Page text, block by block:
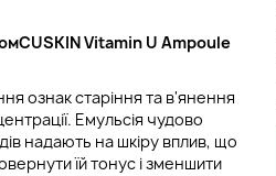
CUSKIN Vitamin U Ampoule
ознак старіння та в'янення
Емульсія чудово
надають на шкіру вплив, що
їй тонус і зменшити